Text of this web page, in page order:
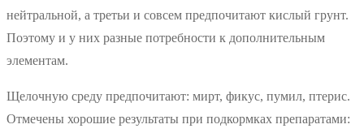
нейтральной, а третьи и совсем предпочитают кислый грунт.
Поэтому и у них разные потребности к дополнительным
элементам.
Щелочную среду предпочитают: мирт, фикус, пумил, птерис.
Отмечены хорошие результаты при подкормках препаратами: